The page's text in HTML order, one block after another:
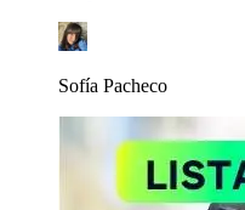
Sofía Pacheco